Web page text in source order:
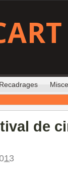
Recadrages
de